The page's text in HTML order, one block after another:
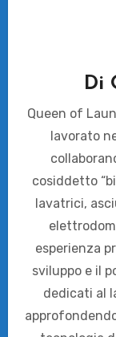
Di
Queen of
lavorato
cosiddetto
lavatrici,
esperienza
sviluppo e il
dedicati al